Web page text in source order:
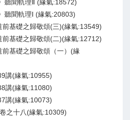
聽聞軌理Ⅱ (緣氣:18572)
聞軌理Ⅰ (緣氣:20803)
基礎之歸敬頌(三)(緣氣:13549)
基礎之歸敬頌(二)(緣氣:12712)
基礎之歸敬頌（一）(緣
講(緣氣:10955)
講(緣氣:11080)
講(緣氣:10073)
之十八(緣氣:10309)